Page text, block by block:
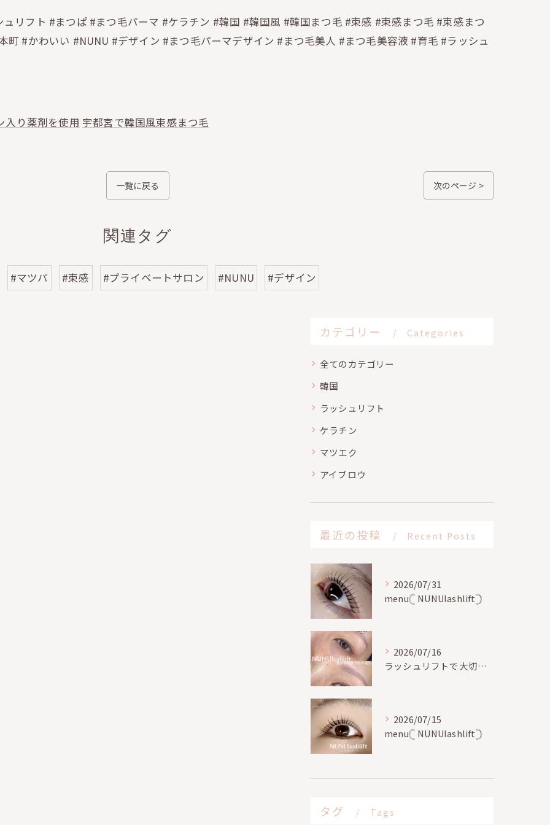
リフト #まつぱ #まつ毛パーマ #ケラチン #韓国 #韓国風 #韓国まつ毛 #束感 #束感まつ毛 #束感まつ
#かわいい #NUNU #デザイン #まつ毛パーマデザイン #まつ毛美人 #まつ毛美容液 #育毛 #ラッシュ
入り薬剤を使用 宇都宮で韓国風束感まつ毛
一覧に戻る 次のページ >
関連タグ
#マツパ #束感 #プライベートサロン #NUNU #デザイン
カテゴリー Categories
全てのカテゴリー
韓国
ラッシュリフト
ケラチン
マツエク
アイブロウ
最近の投稿 Recent Posts
2026/07/31
menu𓊆 NUNUlashlift𓊇
2026/07/16
ラッシュリフトで大切な事、
2026/07/15
menu𓊆 NUNUlashlift𓊇
タグ Tags